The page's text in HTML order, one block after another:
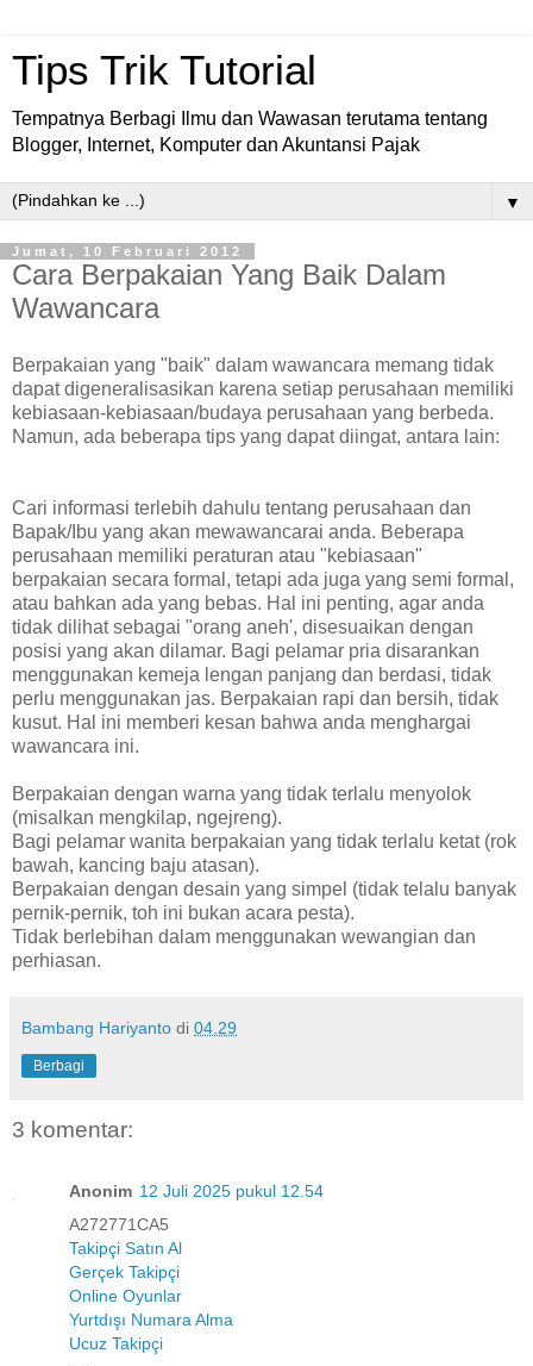
Tips Trik Tutorial
Tempatnya Berbagi Ilmu dan Wawasan terutama tentang
Blogger, Internet, Komputer dan Akuntansi Pajak
▼
Jumat, 10 Februari 2012
Cara Berpakaian Yang Baik Dalam
Wawancara
Berpakaian yang "baik" dalam wawancara memang tidak
dapat digeneralisasikan karena setiap perusahaan memiliki
kebiasaan-kebiasaan/budaya perusahaan yang berbeda.
Namun, ada beberapa tips yang dapat diingat, antara lain:
Cari informasi terlebih dahulu tentang perusahaan dan
Bapak/Ibu yang akan mewawancarai anda. Beberapa
perusahaan memiliki peraturan atau "kebiasaan"
berpakaian secara formal, tetapi ada juga yang semi formal,
atau bahkan ada yang bebas. Hal ini penting, agar anda
tidak dilihat sebagai "orang aneh', disesuaikan dengan
posisi yang akan dilamar. Bagi pelamar pria disarankan
menggunakan kemeja lengan panjang dan berdasi, tidak
perlu menggunakan jas. Berpakaian rapi dan bersih, tidak
kusut. Hal ini memberi kesan bahwa anda menghargai
wawancara ini.
Berpakaian dengan warna yang tidak terlalu menyolok
(misalkan mengkilap, ngejreng).
Bagi pelamar wanita berpakaian yang tidak terlalu ketat (rok
bawah, kancing baju atasan).
Berpakaian dengan desain yang simpel (tidak telalu banyak
pernik-pernik, toh ini bukan acara pesta).
Tidak berlebihan dalam menggunakan wewangian dan
perhiasan.
Bambang Hariyanto di 04.29
Berbagi
3 komentar:
Anonim 12 Juli 2025 pukul 12.54
A272771CA5
Takipçi Satın Al
Gerçek Takipçi
Online Oyunlar
Yurtdışı Numara Alma
Ucuz Takipçi